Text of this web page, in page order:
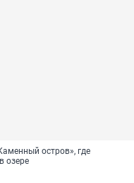
остров», где
озере